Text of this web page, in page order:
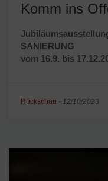
Komm ins
SANIERUNG
vom 16.9. bis
Rückschau - 12/10/2023